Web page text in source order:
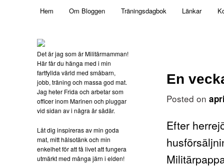
Militärmamman
Skip to primary content
Hem Om Bloggen Träningsdagbok Länkar
En
Posted on
Efter
Det är jag som är Militärmamman!
Här får du hänga med i min
fartfyllda värld med småbarn,
jobb, träning och massa god mat.
Jag heter Frida och arbetar som
officer inom Marinen och pluggar
vid sidan av i några år sådär.
Låt dig inspireras av min goda
mat, mitt hälsotänk och min
enkelhet för att få livet att fungera
utmärkt med många järn i elden!